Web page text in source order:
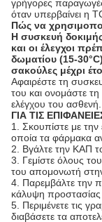
γρήγορες
όταν υπερβαίνει η
Πώς να
Η συσκευή
και οι έλεγχοι
δωματίου (15-
σακούλες μέχρι
Αφαιρέστε τη
του και ονομάστε
ελέγχου του ασθενή.
ΓΙΑ ΤΙΣ
1. Σκουπίστε με
οποία τα φάρμακα
2. Βγάλτε την ΚΑΠ
3. Γεμίστε όλους
του απομονωτή
4. Παρεμβάλτε την
κάλυψη
5. Περιμένετε τις
διαβάσετε τα